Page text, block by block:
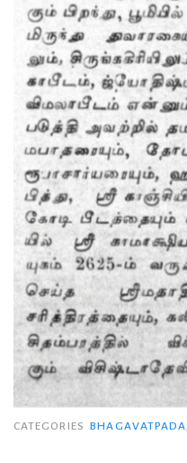
CATEGORIES BHAGAVATPADA